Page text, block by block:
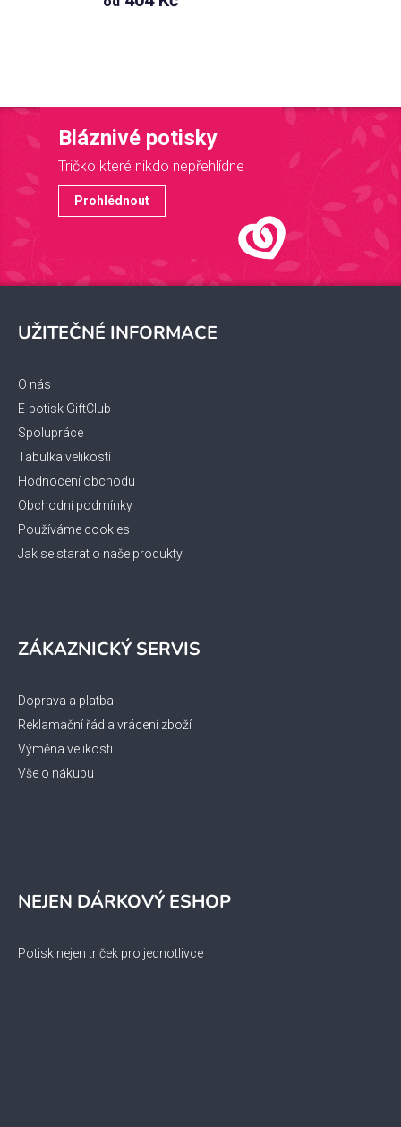
Bláznivé potisky
Tričko které nikdo nepřehlídne
Prohlédnout
UŽITEČNÉ INFORMACE
O nás
E-potisk GiftClub
Spolupráce
Tabulka velikostí
Hodnocení obchodu
Obchodní podmínky
Používáme cookies
Jak se starat o naše produkty
ZÁKAZNICKÝ SERVIS
Doprava a platba
Reklamační řád a vrácení zboží
Výměna velikosti
Vše o nákupu
NEJEN DÁRKOVÝ ESHOP
Potisk nejen triček pro jednotlivce